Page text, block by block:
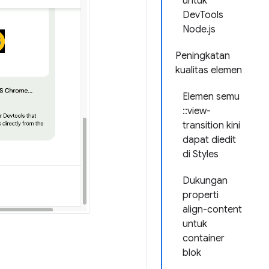
DevTools
Node.js
Peningkatan
kualitas elemen
Elemen semu
::view-
transition kini
dapat diedit
di Styles
Dukungan
properti
align-content
untuk
container
blok